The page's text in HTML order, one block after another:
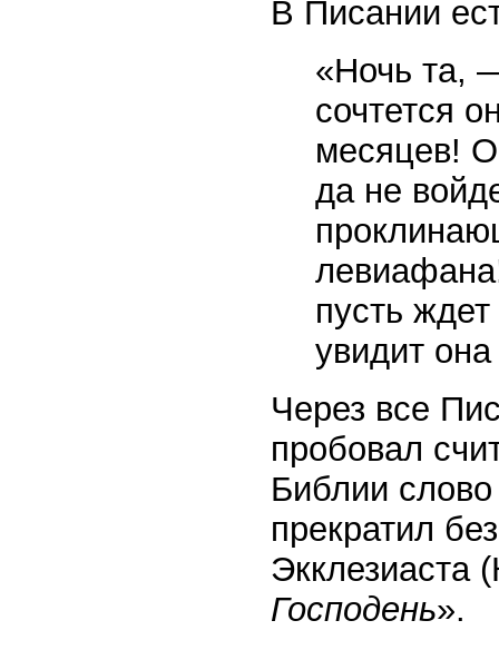
В Писании
«Ночь та,
сочтется
месяцев!
да не
пусть
увидит
Через все
пробовал
Библии
прекратил
Экклезиаста
Господень».